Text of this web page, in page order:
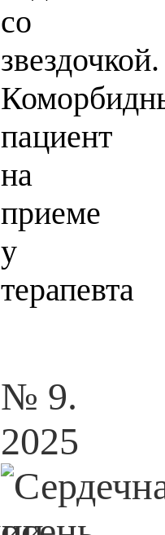
со
звездочкой.
пациент
на
приеме
у
терапевта
№ 9.
2025